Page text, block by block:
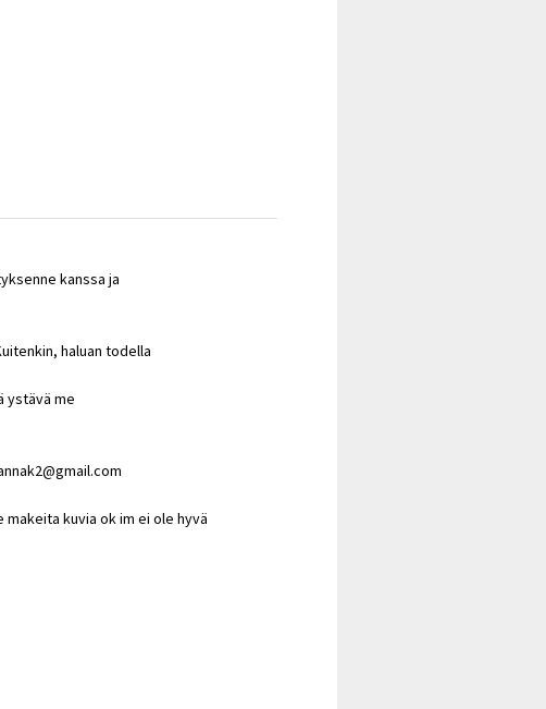
kanssa ja
haluan todella
ystävä me
kuvia ok im ei ole hyvä